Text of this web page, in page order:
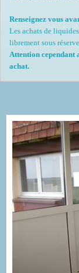
Renseignez vous
Les achats de
librement sous
Attention cependant
achat.